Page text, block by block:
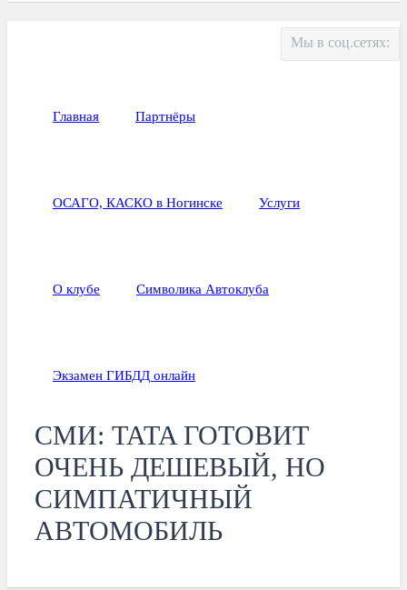
Мы в соц.сетях:
Главная Партнёры
ОСАГО, КАСКО в Ногинске Услуги
О клубе Символика Автоклуба
Экзамен ГИБДД онлайн
СМИ: TATA ГОТОВИТ
ОЧЕНЬ ДЕШЕВЫЙ, НО
СИМПАТИЧНЫЙ
АВТОМОБИЛЬ